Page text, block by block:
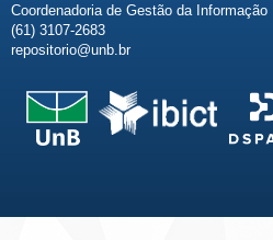
Coordenadoria de Gestão da Informação
(61) 3107-2683
repositorio@unb.br